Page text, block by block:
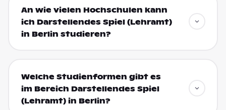
An wie vielen Hochschulen kann
ich Darstellendes Spiel (Lehramt)
in Berlin studieren?
Welche Studienformen gibt es
im Bereich Darstellendes Spiel
(Lehramt) in Berlin?